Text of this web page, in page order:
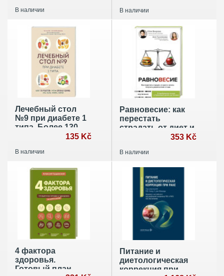
В наличии В наличии
Лечебный стол
№9 при диабете 1
типа. Более 130
рецептов с учетом
супы, салаты,
135 Kč
В наличии
Равновесие: как
перестать
страдать от диет и
начать получать
еды
353 Kč
В наличии
4 фактора
здоровья.
Готовый план
Питание и
диетологическая
коррекция при